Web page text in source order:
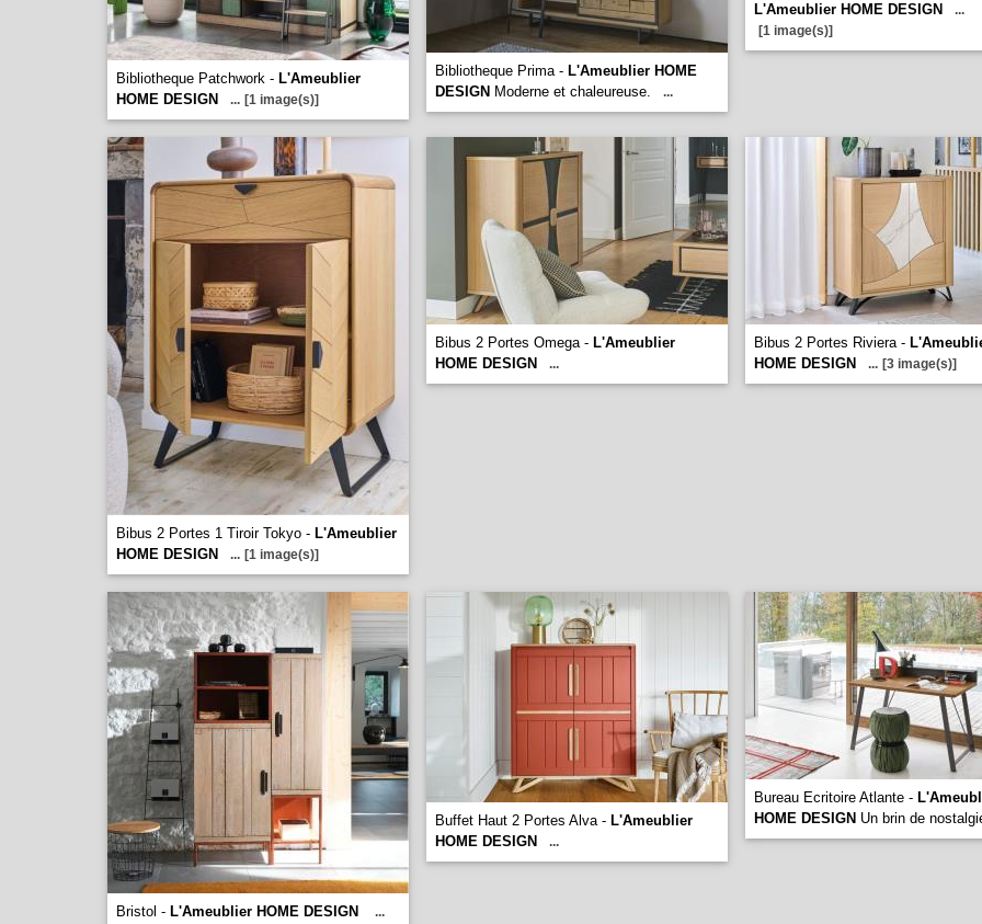
Bibliotheque Patchwork - L'Ameublier
HOME DESIGN
... [1 image(s)]
Bibliotheque Prima - L'Ameublier HOME
DESIGN Moderne et chaleureuse. ...
L'Ameublier HOME DESIGN
...
[1 image(s)]
Bibus 2 Portes 1 Tiroir Tokyo - L'Ameublier
HOME DESIGN
... [1 image(s)]
Bibus 2 Portes Omega - L'Ameublier
HOME DESIGN
...
Bibus 2 Portes Riviera -
HOME DESIGN
... [3 image(s)]
Bristol - L'Ameublier HOME DESIGN
...
Buffet Haut 2 Portes Alva - L'Ameublier
HOME DESIGN
...
Bureau Ecritoire Atlante -
HOME DESIGN Un brin de